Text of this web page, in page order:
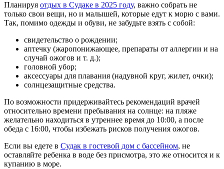
Планируя отдых в Судаке в 2025 году, важно собрать не
только свои вещи, но и малышей, которые едут к морю с вами.
Так, помимо одежды и обуви, не забудьте взять с собой:
свидетельство о рождении;
аптечку (жаропонижающее, препараты от аллергии и на
случай ожогов и т. д.);
головной убор;
аксессуары для плавания (надувной круг, жилет, очки);
солнцезащитные средства.
По возможности придерживайтесь рекомендаций врачей
относительно времени пребывания на солнце: на пляже
желательно находиться в утреннее время до 10:00, а после
обеда с 16:00, чтобы избежать рисков получения ожогов.
Если вы едете в Судак в гостевой дом с бассейном, не
оставляйте ребенка в воде без присмотра, это же относится и к
купанию в море.